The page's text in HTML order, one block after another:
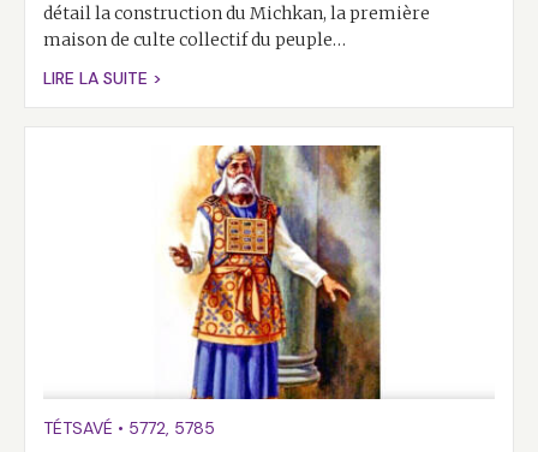
détail la construction du Michkan, la première
maison de culte collectif du peuple…
LIRE LA SUITE >
TÉTSAVÉ • 5772, 5785